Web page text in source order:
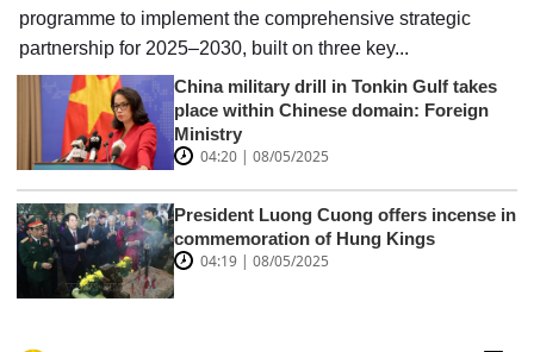
programme to implement the comprehensive strategic
partnership for 2025–2030, built on three key...
China military drill in Tonkin Gulf takes
place within Chinese domain: Foreign
Ministry
04:20 | 08/05/2025
President Luong Cuong offers incense in
commemoration of Hung Kings
04:19 | 08/05/2025